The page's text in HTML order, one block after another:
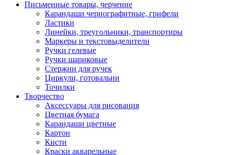
Письменные товары, черчение
Карандаши чернографитные, грифели
Ластики
Линейки, треугольники, транспортиры
Маркеры и текстовыделители
Ручки гелевые
Ручки шариковые
Стержни для ручек
Циркули, готовальни
Точилки
Творчество
Аксессуары для рисования
Цветная бумага
Карандаши цветные
Картон
Кисти
Краски акварельные